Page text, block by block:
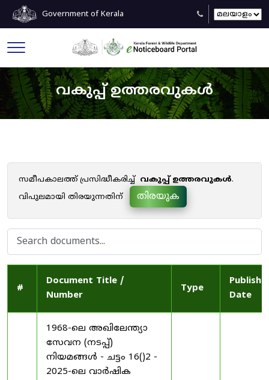
Government of Kerala
വകുപ്പ് ഉത്തരവുകൾ
സമീപകാലത്ത് പ്രസിദ്ധീകരിച്ച് വകുപ്പ് ഉത്തരവുകൾ.
വിപുലമായി തിരയുന്നതിന്
തിരയുക
#
Document Title /
Number
Type
Date
1968-ലെ അഖിലേന്ത്യാ
സേവന (നടപ്പ്)
നിയമങ്ങൾ - ചട്ടം 16()2 -
2025-ലെ വാർഷിക